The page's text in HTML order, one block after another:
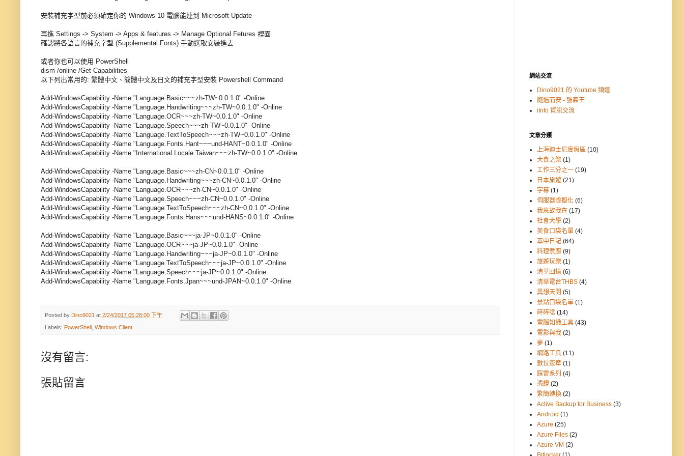
安裝補充字型前必須確定你的 Windows 10 電腦能連到 Microsoft Update
再進 Settings -> System -> Apps & features -> Manage Optional Fetures 裡面
確認將各語言的補充字型 (Supplemental Fonts) 手動選取安裝進去
或者你也可以使用 PowerShell
dism /online /Get-Capabilities
以下列出常用的: 繁體中文、簡體中文及日文的補充字型安裝 Powershell Command
Add-WindowsCapability -Name "Language.Basic~~~zh-TW~0.0.1.0" -Online
Add-WindowsCapability -Name "Language.Handwriting~~~zh-TW~0.0.1.0" -Online
Add-WindowsCapability -Name "Language.OCR~~~zh-TW~0.0.1.0" -Online
Add-WindowsCapability -Name "Language.Speech~~~zh-TW~0.0.1.0" -Online
Add-WindowsCapability -Name "Language.TextToSpeech~~~zh-TW~0.0.1.0" -Online
Add-WindowsCapability -Name "Language.Fonts.Hant~~~und-HANT~0.0.1.0" -Online
Add-WindowsCapability -Name "International.Locale.Taiwan~~~zh-TW~0.0.1.0" -Online
Add-WindowsCapability -Name "Language.Basic~~~zh-CN~0.0.1.0" -Online
Add-WindowsCapability -Name "Language.Handwriting~~~zh-CN~0.0.1.0" -Online
Add-WindowsCapability -Name "Language.OCR~~~zh-CN~0.0.1.0" -Online
Add-WindowsCapability -Name "Language.Speech~~~zh-CN~0.0.1.0" -Online
Add-WindowsCapability -Name "Language.TextToSpeech~~~zh-CN~0.0.1.0" -Online
Add-WindowsCapability -Name "Language.Fonts.Hans~~~und-HANS~0.0.1.0" -Online
Add-WindowsCapability -Name "Language.Basic~~~ja-JP~0.0.1.0" -Online
Add-WindowsCapability -Name "Language.OCR~~~ja-JP~0.0.1.0" -Online
Add-WindowsCapability -Name "Language.Handwriting~~~ja-JP~0.0.1.0" -Online
Add-WindowsCapability -Name "Language.TextToSpeech~~~ja-JP~0.0.1.0" -Online
Add-WindowsCapability -Name "Language.Speech~~~ja-JP~0.0.1.0" -Online
Add-WindowsCapability -Name "Language.Fonts.Jpan~~~und-JPAN~0.0.1.0" -Online
Posted by Dino9021 at 2/24/2017 05:28:00 下午
Labels: PowerShell , Windows Client
沒有留言:
張貼留言
網站交流
Dino9021 的 Youtube 頻道
隨遇而安 - 強森王
iInfo 資訊交流
文章分類
上海迪士尼度假區 (10)
大食之樂 (1)
工作三分之一 (19)
日本旅遊 (21)
字幕 (1)
伺服器虛擬化 (6)
我思故我在 (17)
社會大學 (2)
美食口袋名單 (4)
軍中日記 (64)
料理煮廚 (9)
旅遊玩樂 (1)
清華回憶 (6)
清華電台THBS (4)
異想天開 (5)
景點口袋名單 (1)
碎碎唸 (14)
電腦知識工具 (43)
電影與我 (2)
夢 (1)
網路工具 (11)
數位簽章 (1)
踩雷系列 (4)
憑證 (2)
繁簡轉換 (2)
Active Backup for Business (3)
Android (1)
Azure (25)
Azure Files (2)
Azure VM (2)